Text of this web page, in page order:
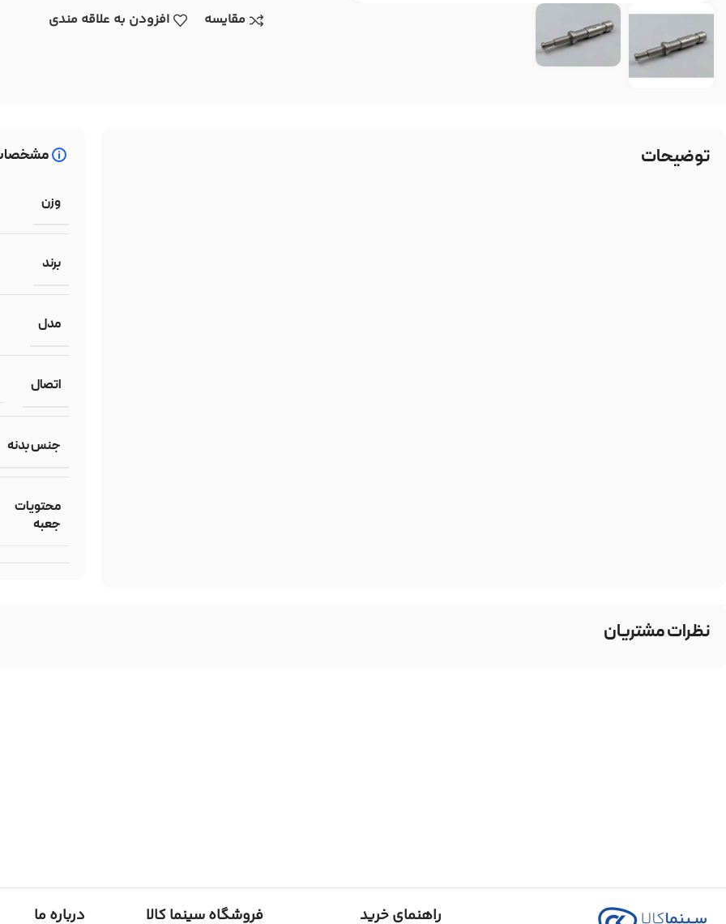
مقایسه
افزودن به علاقه مندی
توضیحات
وزن
برند
مدل
اتصال
جنس بدنه
محتویات
جعبه
نظرات مشتریان
راهنمای خرید فروشگاه سینما کالا درباره ما